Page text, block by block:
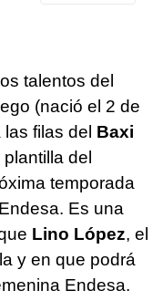
talentos del
(nació el 2 de
filas del Baxi
del
temporada
Es una
Lino López, el
y en que podrá
Endesa.